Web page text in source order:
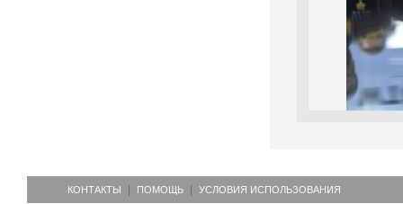
КОНТАКТЫ ПОМОЩЬ УСЛОВИЯ ИСПОЛЬЗОВАНИЯ